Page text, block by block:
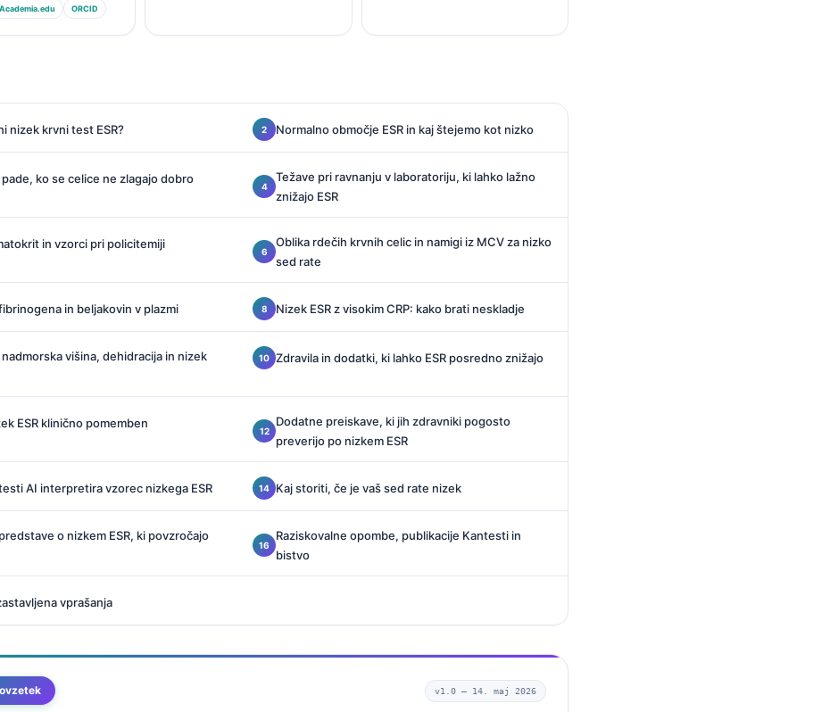
Academia.edu ORCID
nizek krvni test ESR? Normalno območje ESR in kaj štejemo kot nizko
pade, ko se celice ne zlagajo dobro
Težave pri ravnanju v laboratoriju, ki lahko lažno
znižajo ESR
in vzorci pri policitemiji
Oblika rdečih krvnih celic in namigi iz MCV za nizko
sed rate
in beljakovin v plazmi Nizek ESR z visokim CRP: kako brati neskladje
višina, dehidracija in nizek
Zdravila in dodatki, ki lahko ESR posredno znižajo
ESR klinično pomemben
Dodatne preiskave, ki jih zdravniki pogosto
preverijo po nizkem ESR
AI interpretira vzorec nizkega ESR Kaj storiti, če je vaš sed rate nizek
o nizkem ESR, ki povzročajo
Raziskovalne opombe, publikacije Kantesti in
bistvo
vprašanja
v1.0 — 14. maj 2026